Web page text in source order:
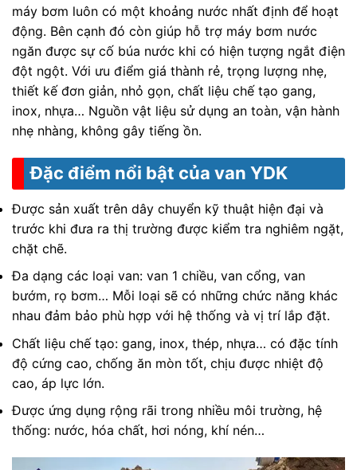
máy bơm luôn có một khoảng nước nhất định để hoạt
động. Bên cạnh đó còn giúp hỗ trợ máy bơm nước
ngăn được sự cố búa nước khi có hiện tượng ngắt điện
đột ngột. Với ưu điểm giá thành rẻ, trọng lượng nhẹ,
thiết kế đơn giản, nhỏ gọn, chất liệu chế tạo gang,
inox, nhựa… Nguồn vật liệu sử dụng an toàn, vận hành
nhẹ nhàng, không gây tiếng ồn.
Đặc điểm nổi bật của van YDK
Được sản xuất trên dây chuyển kỹ thuật hiện đại và
trước khi đưa ra thị trường được kiểm tra nghiêm ngặt,
chặt chẽ.
Đa dạng các loại van: van 1 chiều, van cổng, van
bướm, rọ bơm… Mỗi loại sẽ có những chức năng khác
nhau đảm bảo phù hợp với hệ thống và vị trí lắp đặt.
Chất liệu chế tạo: gang, inox, thép, nhựa… có đặc tính
độ cứng cao, chống ăn mòn tốt, chịu được nhiệt độ
cao, áp lực lớn.
Được ứng dụng rộng rãi trong nhiều môi trường, hệ
thống: nước, hóa chất, hơi nóng, khí nén…